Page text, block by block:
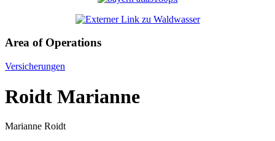
Area of Operations
Versicherungen
Roidt Marianne
Marianne Roidt